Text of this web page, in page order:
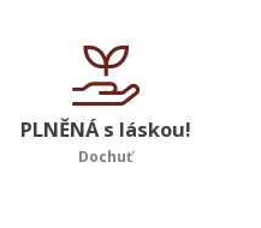
PLNĚNÁ s láskou!
Dochuť